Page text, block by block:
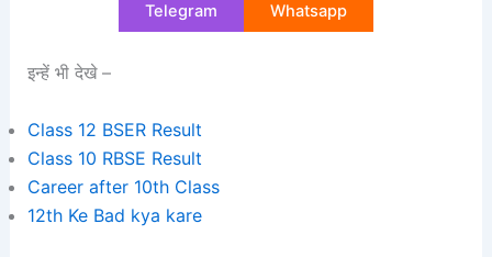
Telegram Whatsapp
इन्हें भी देखे –
Class 12 BSER Result
Class 10 RBSE Result
Career after 10th Class
12th Ke Bad kya kare